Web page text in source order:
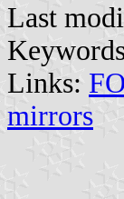
Last
Links:
mirrors